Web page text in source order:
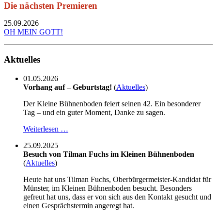
Die nächsten Premieren
25.09.2026
OH MEIN GOTT!
Aktuelles
01.05.2026
Vorhang auf – Geburtstag! (Aktuelles)
Der Kleine Bühnenboden feiert seinen 42. Ein besonderer
Tag – und ein guter Moment, Danke zu sagen.
Weiterlesen …
25.09.2025
Besuch von Tilman Fuchs im Kleinen Bühnenboden
(Aktuelles)
Heute hat uns Tilman Fuchs, Oberbürgermeister-Kandidat für
Münster, im Kleinen Bühnenboden besucht. Besonders
gefreut hat uns, dass er von sich aus den Kontakt gesucht und
einen Gesprächstermin angeregt hat.